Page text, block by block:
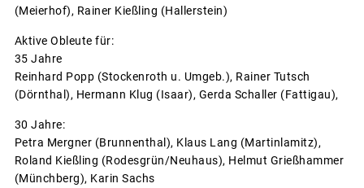
(Meierhof), Rainer Kießling (Hallerstein)
Aktive Obleute für:
35 Jahre
Reinhard Popp (Stockenroth u. Umgeb.), Rainer Tutsch
(Dörnthal), Hermann Klug (Isaar), Gerda Schaller (Fattigau),
30 Jahre:
Petra Mergner (Brunnenthal), Klaus Lang (Martinlamitz),
Roland Kießling (Rodesgrün/Neuhaus), Helmut Grießhammer
(Münchberg), Karin Sachs